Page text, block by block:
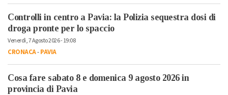
Controlli in centro a Pavia: la Polizia sequestra dosi di
droga pronte per lo spaccio
Venerdì, 7 Agosto 2026 - 19:08
CRONACA-PAVIA
Cosa fare sabato 8 e domenica 9 agosto 2026 in
provincia di Pavia